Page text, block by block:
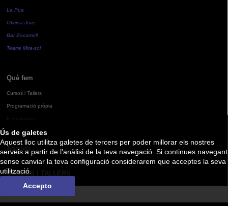
Ús de galetes
Aquest lloc utilitza galetes de tercers per poder millorar els nostres
serveis a partir de l'anàlisi de la teva navegació. Si continues navegant
sense canviar la teva configuració considerarem que acceptes la seva
utilització.
Accepto
La Pua
Oficina Jove
Bar Bocamoll
Teatre Mira-sol
Què fem
Cursos i Tallers
Programació pròpia
Agenda
CURSOS I TALLERS